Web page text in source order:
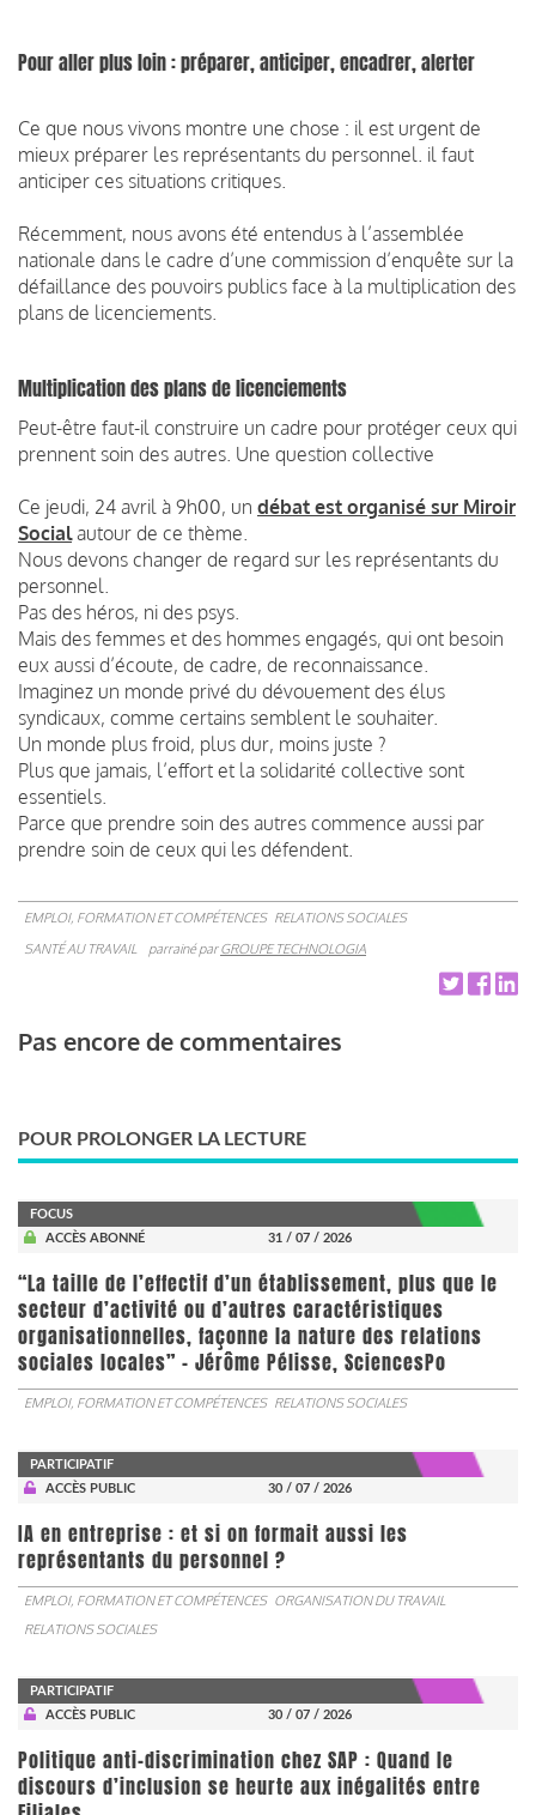
Pour aller plus loin : préparer, anticiper, encadrer, alerter
Ce que nous vivons montre une chose : il est urgent de
mieux préparer les représentants du personnel. il faut
anticiper ces situations critiques.
Récemment, nous avons été entendus à l’assemblée
nationale dans le cadre d’une commission d’enquête sur la
défaillance des pouvoirs publics face à la multiplication des
plans de licenciements.
Multiplication des plans de licenciements
Peut-être faut-il construire un cadre pour protéger ceux qui
prennent soin des autres. Une question collective
Ce jeudi, 24 avril à 9h00, un débat est organisé sur Miroir
Socialautour de ce thème.
Nous devons changer de regard sur les représentants du
personnel.
Pas des héros, ni des psys.
Mais des femmes et des hommes engagés, qui ont besoin
eux aussi d’écoute, de cadre, de reconnaissance.
Imaginez un monde privé du dévouement des élus
syndicaux, comme certains semblent le souhaiter.
Un monde plus froid, plus dur, moins juste ?
Plus que jamais, l’effort et la solidarité collective sont
essentiels.
Parce que prendre soin des autres commence aussi par
prendre soin de ceux qui les défendent.
EMPLOI, FORMATION ET COMPÉTENCES RELATIONS SOCIALES
SANTÉ AU TRAVAIL
parrainé parGROUPE TECHNOLOGIA
Pas encore de commentaires
POUR PROLONGER LA LECTURE
FOCUS
ACCÈS ABONNÉ
31 / 07 / 2026
“La taille de l’effectif d’un établissement, plus que le
secteur d’activité ou d’autres caractéristiques
organisationnelles, façonne la nature des relations
sociales locales” - Jérôme Pélisse, SciencesPo
EMPLOI, FORMATION ET COMPÉTENCES RELATIONS SOCIALES
PARTICIPATIF
ACCÈS PUBLIC
30 / 07 / 2026
IA en entreprise : et si on formait aussi les
représentants du personnel ?
EMPLOI, FORMATION ET COMPÉTENCES ORGANISATION DU TRAVAIL
RELATIONS SOCIALES
PARTICIPATIF
ACCÈS PUBLIC
30 / 07 / 2026
Politique anti-discrimination chez SAP : Quand le
discours d’inclusion se heurte aux inégalités entre